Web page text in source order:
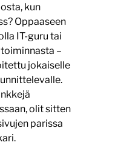
kun
Oppaaseen
IT-guru tai
–
jokaiselle
olit sitten
parissa